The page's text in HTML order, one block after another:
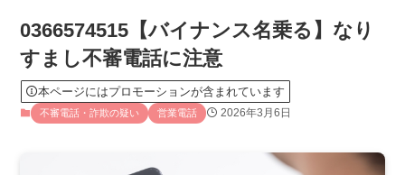
0366574515【バイナンス名乗る】なり
すまし不審電話に注意
本ページにはプロモーションが含まれています
不審電話・詐欺の疑い 営業電話 2026年3月6日